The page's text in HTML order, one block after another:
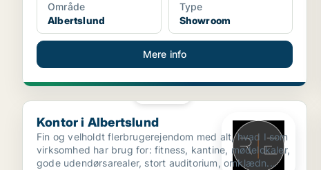
Område
Albertslund
Type
Showroom
Mere info
Kontor i Albertslund
Kontor i Albertslund
Fin og velholdt flerbrugerejendom med alt, hvad I som
virksomhed har brug for: fitness, kantine, mødelokaler,
gode udendørsarealer, stort auditorium, omklædn...